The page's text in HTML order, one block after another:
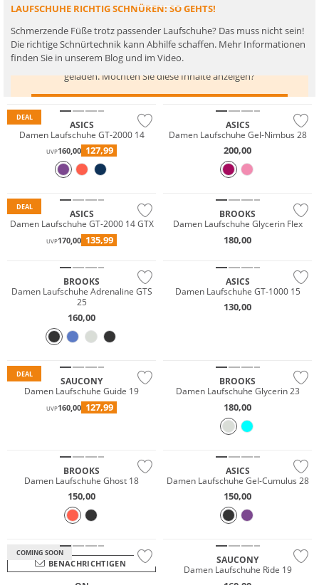
LAUFSCHUHE RICHTIG SCHNÜREN: SO GEHTS!
Schmerzende Füße trotz passender Laufschuhe? Das muss nicht sein!
Die richtige Schnürtechnik kann Abhilfe schaffen. Mehr Informationen
finden Sie in unserem Blog und im Video.
Hier werden Inhalte vonwww.youtube.com
geladen. Möchten Sie diese Inhalte anzeigen?
DEAL
ASICS
Damen Laufschuhe GT-2000 14
UVP160,00 127,99
ASICS
Damen Laufschuhe Gel-Nimbus 28
200,00
DEAL
ASICS
Damen Laufschuhe GT-2000 14 GTX
UVP170,00 135,99
BROOKS
Damen Laufschuhe Glycerin Flex
180,00
NEU
BROOKS
Damen Laufschuhe Adrenaline GTS
25
160,00
ASICS
Damen Laufschuhe GT-1000 15
130,00
DEAL
SAUCONY
Damen Laufschuhe Guide 19
UVP160,00 127,99
BROOKS
Damen Laufschuhe Glycerin 23
180,00
BROOKS
Damen Laufschuhe Ghost 18
150,00
ASICS
Damen Laufschuhe Gel-Cumulus 28
150,00
COMING SOON
BENACHRICHTIGEN
SAUCONY
Damen Laufschuhe Ride 19